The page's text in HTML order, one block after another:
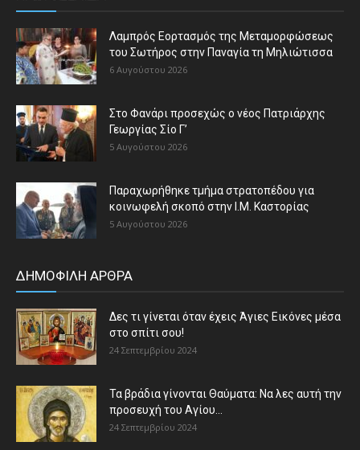
Λαμπρός Εορτασμός της Μεταμορφώσεως
του Σωτήρος στην Παναγία τη Μηλιώτισσα
6 Αυγούστου 2026
Στο Φανάρι προσεχώς ο νέος Πατριάρχης
Γεωργίας Σίο Γ’
5 Αυγούστου 2026
Παραχωρήθηκε τμήμα στρατοπέδου για
κοινωφελή σκοπό στην Ι.Μ. Καστορίας
5 Αυγούστου 2026
ΔΗΜΟΦΙΛΗ ΑΡΘΡΑ
Δες τι γίνεται όταν έχεις Άγιες Εικόνες μέσα
στο σπίτι σου!
24 Σεπτεμβρίου 2024
Τα βράδια γίνονται Θαύματα: Να λες αυτή την
προσευχή του Αγίου...
24 Σεπτεμβρίου 2024